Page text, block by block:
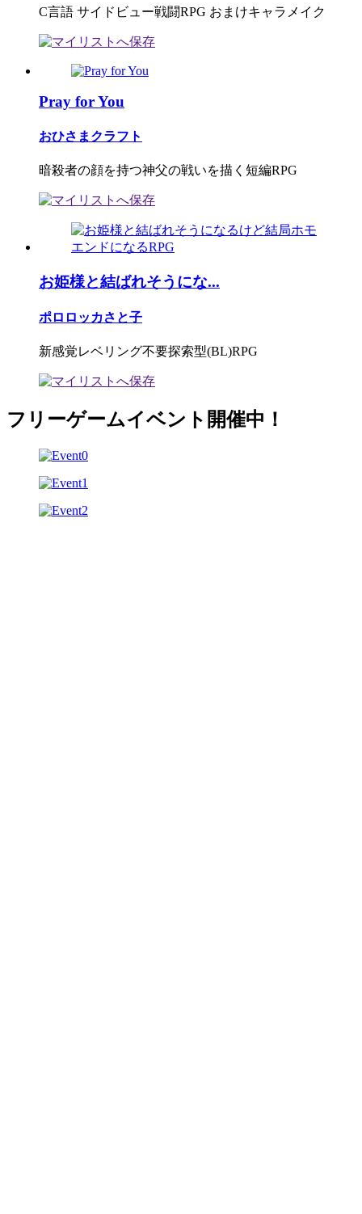
C言語 サイドビュー戦闘RPG おまけキャラメイク
Pray for You
おひさまクラフト
暗殺者の顔を持つ神父の戦いを描く短編RPG
お姫様と結ばれそうにな...
ポロロッカさと子
新感覚レベリング不要探索型(BL)RPG
フリーゲームイベント開催中！